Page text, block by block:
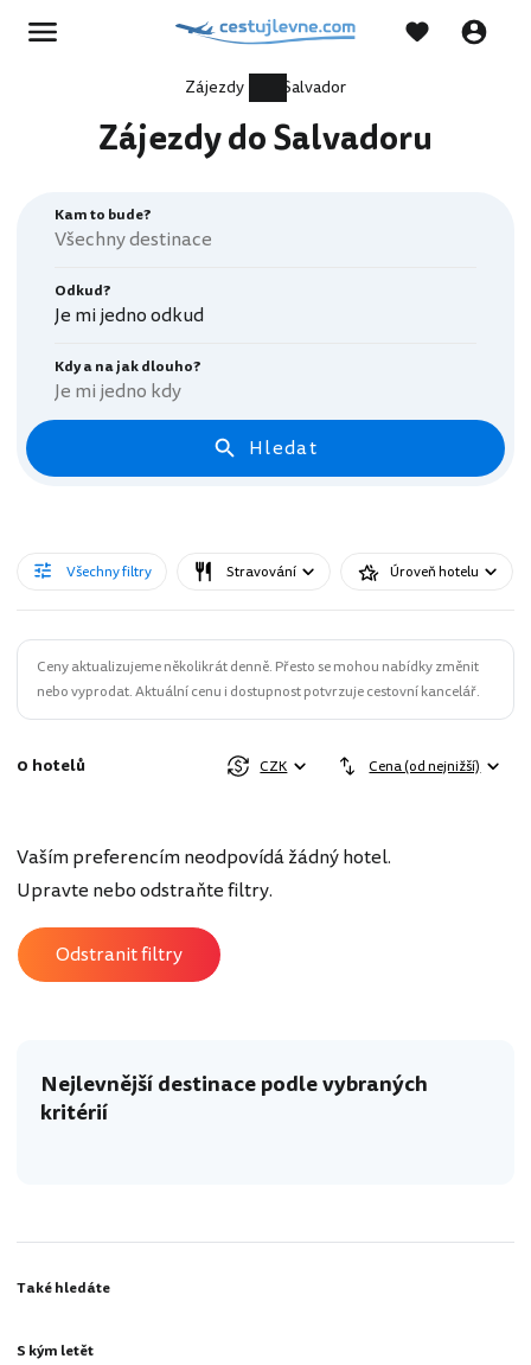
Zájezdy Salvador
Zájezdy do Salvadoru
Kam to bude?
Odkud?
Je mi jedno odkud
Kdy a na jak dlouho?
Je mi jedno kdy
Hledat
Všechny filtry Stravování Úroveň hotelu
Ceny aktualizujeme několikrát denně. Přesto se mohou nabídky změnit
nebo vyprodat. Aktuální cenu i dostupnost potvrzuje cestovní kancelář.
0 hotelů CZK Cena (od nejnižší)
Vaším preferencím neodpovídá žádný hotel.
Upravte nebo odstraňte filtry.
Odstranit filtry
Nejlevnější destinace podle vybraných
kritérií
Také hledáte
S kým letět